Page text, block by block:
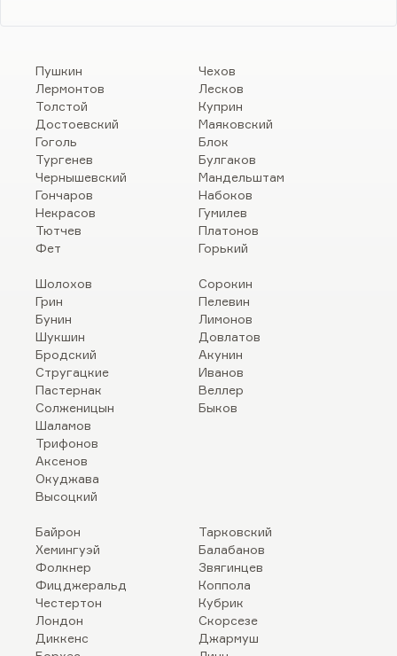
Пушкин
Лермонтов
Толстой
Достоевский
Гоголь
Тургенев
Чернышевский
Гончаров
Некрасов
Тютчев
Фет
Чехов
Лесков
Куприн
Маяковский
Блок
Булгаков
Мандельштам
Набоков
Гумилев
Платонов
Горький
Шолохов
Грин
Бунин
Шукшин
Бродский
Стругацкие
Пастернак
Солженицын
Шаламов
Трифонов
Аксенов
Окуджава
Высоцкий
Сорокин
Пелевин
Лимонов
Довлатов
Акунин
Иванов
Веллер
Быков
Байрон
Хемингуэй
Фолкнер
Фицджеральд
Честертон
Лондон
Диккенс
Тарковский
Балабанов
Звягинцев
Коппола
Кубрик
Скорсезе
Джармуш